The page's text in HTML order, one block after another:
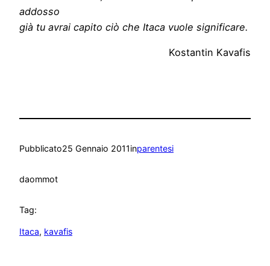
addosso
già tu avrai capito ciò che Itaca vuole significare.
Kostantin Kavafis
Pubblicato25 Gennaio 2011inparentesi
daommot
Tag:
Itaca, kavafis